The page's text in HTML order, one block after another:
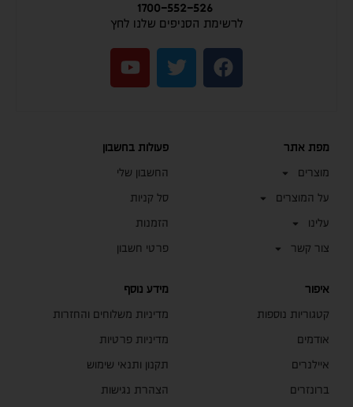
1700-552-526
לרשימת הסניפים שלנו לחץ
מפת אתר
מוצרים
על המוצרים
עלינו
צור קשר
פעולות בחשבון
החשבון שלי
סל קניות
הזמנות
פרטי חשבון
איפור
קטגוריות נוספות
אודמים
איילנרים
ברונזרים
מידע נוסף
מדיניות משלוחים והחזרות
מדיניות פרטיות
תקנון ותנאי שימוש
הצהרת נגישות